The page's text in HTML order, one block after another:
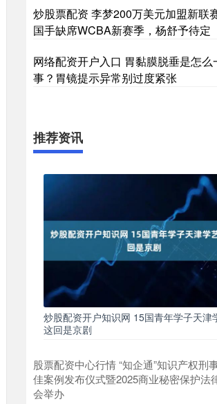
炒股票配资 李梦200万美元加盟新联
国手缺席WCBA新赛季，杨舒予待定
网络配资开户入口 胃黏膜脱垂是怎么
事？胃镜提示异常别过度紧张
推荐资讯
炒股配资开户知识网 15国青年学子天津
这回是京剧
股票配资中心行情 “知企通”知识产权刑
佳案例发布仪式暨2025商业秘密保护法
会举办